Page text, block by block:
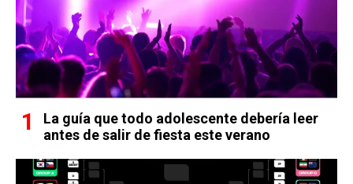
La guía que todo adolescente debería leer
antes de salir de fiesta este verano